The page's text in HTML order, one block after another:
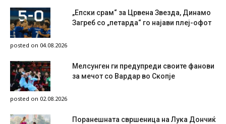
„Епски срам“ за Црвена Звезда, Динамо
Загреб со „петарда“ го најави плеј-офот
posted on 04.08.2026
Мелсунген ги предупреди своите фанови
за мечот со Вардар во Скопје
posted on 02.08.2026
Поранешната свршеница на Лука Дончиќ